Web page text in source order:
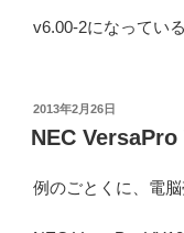
v6.00-2になってい
投
稿
日:
2013年2月26日
NEC VersaPro
例のごとくに、電脳